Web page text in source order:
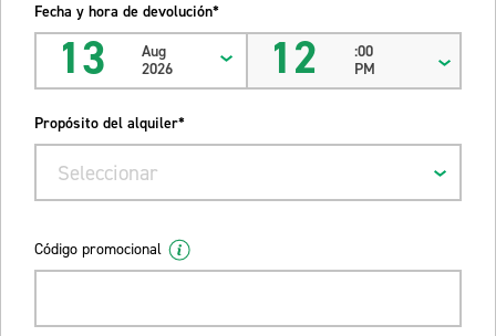
Fecha y hora de devolución*
13
Aug
2026
12
:00
PM
Propósito del alquiler*
Seleccionar
Código promocional